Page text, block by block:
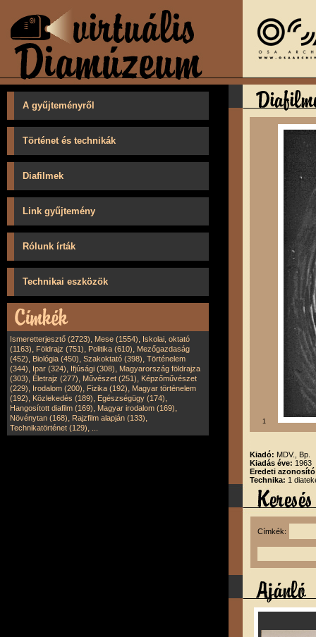
A gyűjteményről
Történet és technikák
Diafilmek
Link gyűjtemény
Rólunk írták
Technikai eszközök
Ismeretterjesztő (2723), Mese (1554), Iskolai, oktató
(1163), Földrajz (751), Politika (610), Mezőgazdaság
(452), Biológia (450), Szakoktató (398), Történelem
(344), Ipar (324), Ifjúsági (308), Magyarország földrajza
(303), Életrajz (277), Művészet (251), Képzőművészet
(229), Irodalom (200), Fizika (192), Magyar történelem
(192), Közlekedés (189), Egészségügy (174),
Hangosított diafilm (169), Magyar irodalom (169),
Növénytan (168), Rajzfilm alapján (133),
Technikatörténet (129),
1
Kiadó: MDV., Bp.
Kiadás éve: 1963
Eredeti
Technika: 1
Címkék: